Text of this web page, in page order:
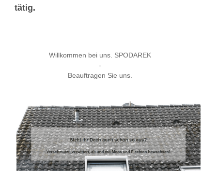
tätig.
Willkommen bei uns. SPODAREK
-
Beauftragen Sie uns.